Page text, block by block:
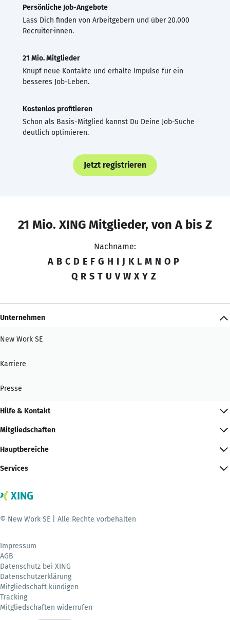
Persönliche Job-Angebote
Lass Dich finden von Arbeitgebern und über 20.000
Recruiter·innen.
21 Mio. Mitglieder
Knüpf neue Kontakte und erhalte Impulse für ein
besseres Job-Leben.
Kostenlos profitieren
Schon als Basis-Mitglied kannst Du Deine Job-Suche
deutlich optimieren.
Jetzt registrieren
21 Mio. XING Mitglieder, von A bis Z
Nachname:
A B C D E F G H I J K L M N O P
Q R S T U V W X Y Z
Unternehmen
New Work SE
Karriere
Presse
Hilfe & Kontakt
Mitgliedschaften
Hauptbereiche
Services
© New Work SE | Alle Rechte vorbehalten
Impressum
AGB
Datenschutz bei XING
Datenschutzerklärung
Mitgliedschaft kündigen
Tracking
Mitgliedschaften widerrufen